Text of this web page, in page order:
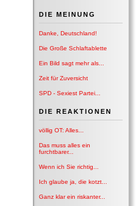
DIE MEINUNG
Danke, Deutschland!
Die Große Schlaftablette
Ein Bild sagt mehr als...
Zeit für Zuversicht
SPD - Sexiest Partei...
DIE REAKTIONEN
völlig OT: Alles...
Das muss alles ein
furchtbarer...
Wenn ich Sie richtig...
Ich glaube ja, die kotzt...
Ganz klar ein riskanter...